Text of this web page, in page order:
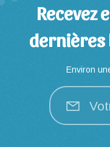
Recevez
dernières
Environ